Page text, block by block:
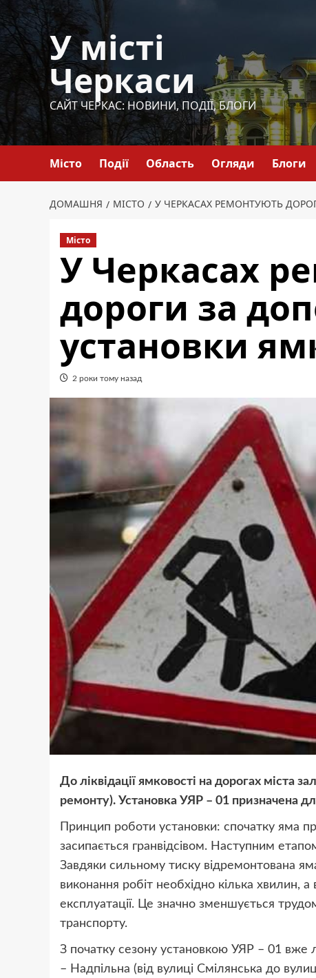
Перейти
до
вмісту
У місті
Черкаси
САЙТ ЧЕРКАС: НОВИНИ, ПОДІЇ, БЛОГИ
Місто Події Область Огляди Блоги
ДОМАШНЯ МІСТО У ЧЕРКАСАХ РЕМОНТУЮТЬ
Місто
У Черкасах
дороги за
установки
2 роки тому назад
До ліквідації ямковості на дорогах міста
ремонту). Установка УЯР – 01 призначена
Принцип роботи установки: спочатку яма
засипається гранвідсівом. Наступним
Завдяки сильному тиску відремонтована
виконання робіт необхідно кілька хвилин,
експлуатації. Це значно зменшується
транспорту.
З початку сезону установкою УЯР – 01 вже
– Надпільна (від вулиці Смілянська до